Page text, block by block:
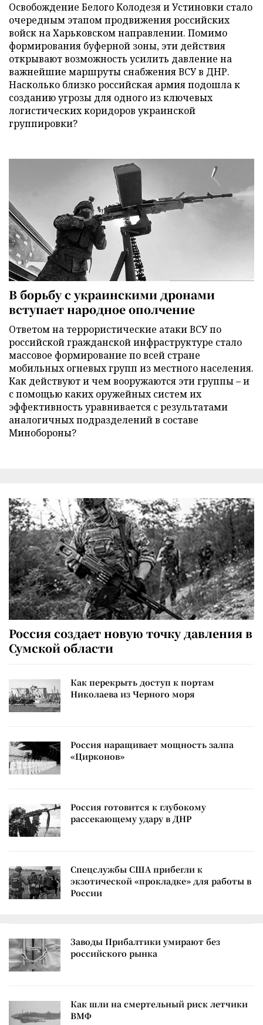
Освобождение Белого Колодезя и Устиновки стало
очередным этапом продвижения российских
войск на Харьковском направлении. Помимо
формирования буферной зоны, эти действия
открывают возможность усилить давление на
важнейшие маршруты снабжения ВСУ в ДНР.
Насколько близко российская армия подошла к
созданию угрозы для одного из ключевых
логистических коридоров украинской
группировки?
В борьбу с украинскими дронами
вступает народное ополчение
Ответом на террористические атаки ВСУ по
российской гражданской инфраструктуре стало
массовое формирование по всей стране
мобильных огневых групп из местного населения.
Как действуют и чем вооружаются эти группы – и
с помощью каких оружейных систем их
эффективность уравнивается с результатами
аналогичных подразделений в составе
Минобороны?
Россия создает новую точку давления в
Сумской области
Как перекрыть доступ к портам
Николаева из Черного моря
Россия наращивает мощность залпа
«Цирконов»
Россия готовится к глубокому
рассекающему удару в ДНР
Спецслужбы США прибегли к
экзотической «прокладке» для работы в
России
Заводы Прибалтики умирают без
российского рынка
Как шли на смертельный риск летчики
ВМФ